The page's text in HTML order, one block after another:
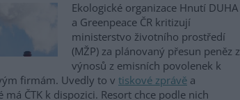
Ekologické organizace Hnutí DUHA
a Greenpeace ČR kritizují
ministerstvo životního prostředí
(MŽP) za plánovaný přesun peněz z
výnosů z emisních povolenek k
firmám. Uvedly to v tiskové zprávě a
ČTK k dispozici. Resort chce podle nich